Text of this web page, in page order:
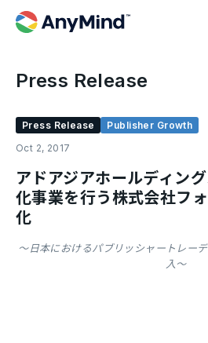
Press Release
Press Release
Publisher Growth
Oct 2, 2017
アドアジアホールディン
化事業を行う株式会社フ
化
〜日本におけるパブリッシャートレー
入〜